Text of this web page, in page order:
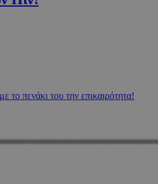
το πενάκι του την επικαιρότητα!